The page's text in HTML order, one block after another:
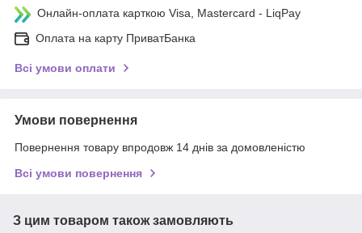
Онлайн-оплата карткою Visa, Mastercard - LiqPay
Оплата на карту ПриватБанка
Всі умови оплати
Умови повернення
Повернення товару впродовж 14 днів за домовленістю
Всі умови повернення
З цим товаром також замовляють